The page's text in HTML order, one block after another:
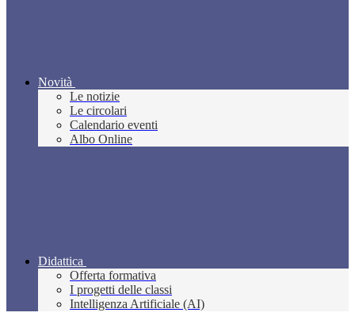
Novità
Le notizie
Le circolari
Calendario eventi
Albo Online
Didattica
Offerta formativa
I progetti delle classi
Intelligenza Artificiale (AI)